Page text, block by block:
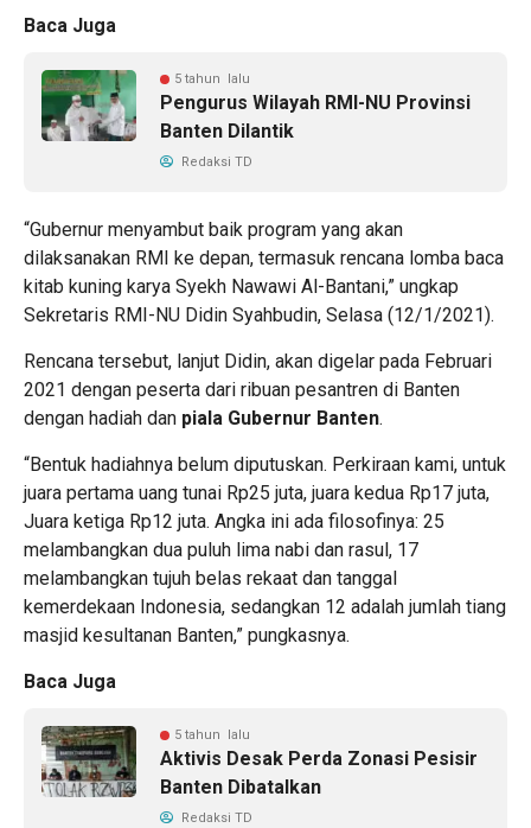
Baca Juga
5 tahun lalu
Pengurus Wilayah RMI-NU Provinsi
Banten Dilantik
Redaksi TD
“Gubernur menyambut baik program yang akan
dilaksanakan RMI ke depan, termasuk rencana lomba baca
kitab kuning karya Syekh Nawawi Al-Bantani,” ungkap
Sekretaris RMI-NU Didin Syahbudin, Selasa (12/1/2021).
Rencana tersebut, lanjut Didin, akan digelar pada Februari
2021 dengan peserta dari ribuan pesantren di Banten
dengan hadiah dan piala Gubernur Banten.
“Bentuk hadiahnya belum diputuskan. Perkiraan kami, untuk
juara pertama uang tunai Rp25 juta, juara kedua Rp17 juta,
Juara ketiga Rp12 juta. Angka ini ada filosofinya: 25
melambangkan dua puluh lima nabi dan rasul, 17
melambangkan tujuh belas rekaat dan tanggal
kemerdekaan Indonesia, sedangkan 12 adalah jumlah tiang
masjid kesultanan Banten,” pungkasnya.
Baca Juga
5 tahun lalu
Aktivis Desak Perda Zonasi Pesisir
Banten Dibatalkan
Redaksi TD